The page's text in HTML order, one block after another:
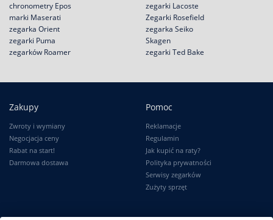
chronometry Epos
zegarki Lacoste
marki Maserati
zegarka Orient
zegarki Puma
zegarków Roamer
Zegarki Rosefield
zegarka Seiko
Skagen
zegarki Ted Bake
Zakupy
Zwroty i wymiany
Negocjacja ceny
Rabat na start!
Darmowa dostawa
Pomoc
Reklamacje
Regulamin
Jak kupić na raty?
Polityka prywatności
Serwisy zegarków
Zużyty sprzęt